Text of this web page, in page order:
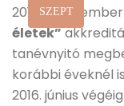
SZEPT
2015.
életek”
tanévnyitó
korábbi éveknél
2016. június